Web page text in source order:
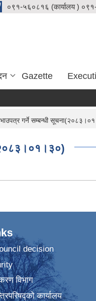
०९१-५६०८१६ (कार्यालय )
Gazette
गर्ने सम्बन्धी
decision
विभाग
कार्यालय